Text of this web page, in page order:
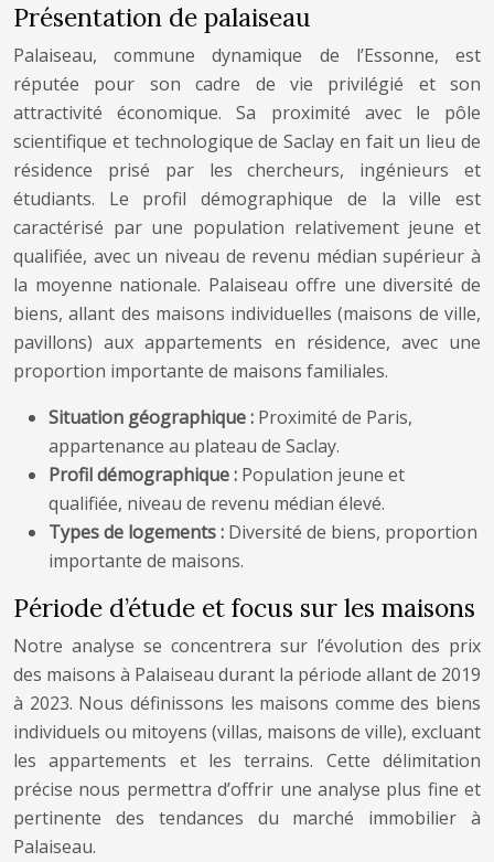
Présentation de palaiseau
Palaiseau, commune dynamique de l’Essonne, est
réputée pour son cadre de vie privilégié et son
attractivité économique. Sa proximité avec le pôle
scientifique et technologique de Saclay en fait un lieu de
résidence prisé par les chercheurs, ingénieurs et
étudiants. Le profil démographique de la ville est
caractérisé par une population relativement jeune et
qualifiée, avec un niveau de revenu médian supérieur à
la moyenne nationale. Palaiseau offre une diversité de
biens, allant des maisons individuelles (maisons de ville,
pavillons) aux appartements en résidence, avec une
proportion importante de maisons familiales.
Situation géographique : Proximité de Paris,
appartenance au plateau de Saclay.
Profil démographique : Population jeune et
qualifiée, niveau de revenu médian élevé.
Types de logements : Diversité de biens, proportion
importante de maisons.
Période d’étude et focus sur les maisons
Notre analyse se concentrera sur l’évolution des prix
des maisons à Palaiseau durant la période allant de 2019
à 2023. Nous définissons les maisons comme des biens
individuels ou mitoyens (villas, maisons de ville), excluant
les appartements et les terrains. Cette délimitation
précise nous permettra d’offrir une analyse plus fine et
pertinente des tendances du marché immobilier à
Palaiseau.